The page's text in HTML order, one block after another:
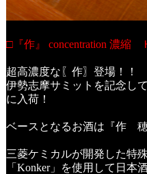
□『作』 concentration 濃縮
超高濃度な〖作〗登場！！
伊勢志摩サミットを記念し
に入荷！
ベースとなるお酒は『作 穂
三菱ケミカルが開発した特
「Konker」を使用して日本